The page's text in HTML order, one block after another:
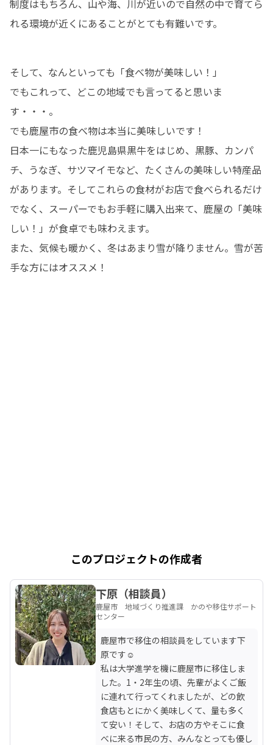
制度はもちろん、山や海、川が近いので自然の中で育てら
れる環境が近くにあることがとても有難いです。
そして、なんといっても「食べ物が美味しい！」
でもこれって、どこの地域でも言ってると思いま
す・・・。
でも鹿屋市の食べ物は本当に美味しいです！
日本一にもなった鹿児島県黒牛をはじめ、黒豚、カンパ
チ、うなぎ、サツマイモなど、たくさんの美味しい特産品
があります。そしてこれらの食材がお店で食べられるだけ
でなく、スーパーでもお手軽に購入出来て、鹿屋の「美味
しい！」が食卓でも味わえます。
また、気候も暖かく、冬はあまり雪が降りません。雪が苦
手な方にはオススメ！
このプロジェクトの作成者
下原（相談員）
鹿屋市 地域づくり推進課 かのや移住サポート
センター
鹿屋市で移住の相談員をしています下
原です☺︎
私は大学進学を機に鹿屋市に移住しま
した。1・2年生の頃、先輩がよくご飯
に連れて行ってくれましたが、どの飲
食店もとにかく美味しくて、量も多く
て安い！そして、お店の方やそこに食
べに来る市民の方、みんなとっても優し